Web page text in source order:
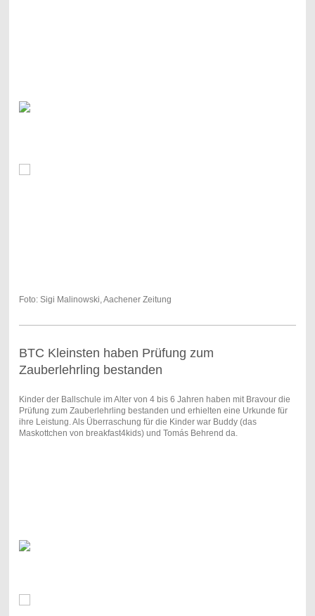
Foto: Sigi Malinowski, Aachener Zeitung
BTC Kleinsten haben Prüfung zum
Zauberlehrling bestanden
Kinder der Ballschule im Alter von 4 bis 6 Jahren haben mit Bravour die
Prüfung zum Zauberlehrling bestanden und erhielten eine Urkunde für
ihre Leistung. Als Überraschung für die Kinder war Buddy (das
Maskottchen von breakfast4kids) und Tomás Behrend da.